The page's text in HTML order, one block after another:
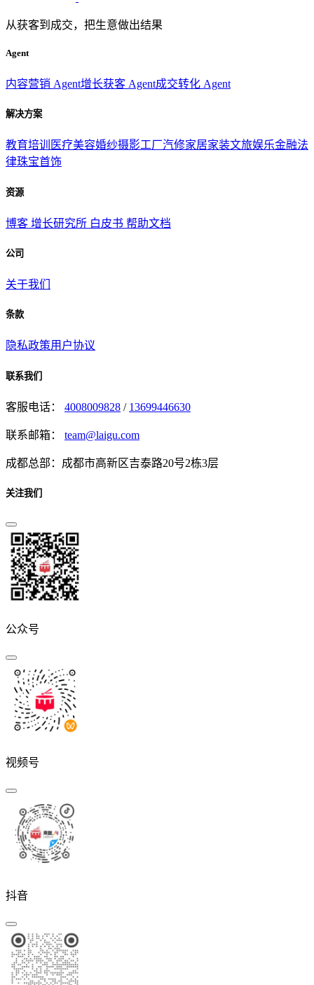
从获客到成交，把生意做出结果
Agent
内容营销 Agent增长获客 Agent成交转化 Agent
解决方案
教育培训 医疗美容婚纱摄影工厂汽修家居家装文旅娱乐金融法
律珠宝首饰
资源
博客 增长研究所 白皮书 帮助文档
公司
关于我们
条款
隐私政策用户协议
联系我们
客服电话： 4008009828 / 13699446630
联系邮箱： team@laigu.com
成都总部：成都市高新区吉泰路20号2栋3层
关注我们
公众号
视频号
抖音